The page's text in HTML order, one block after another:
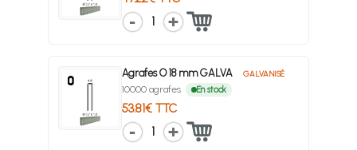
1
Agrafes O 18 mm GALVA GALVANISÉ
10000 agrafes En stock
53.81€ TTC
1